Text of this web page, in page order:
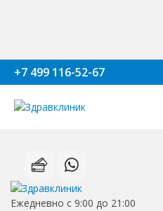
+7 499 116-52-67
Ежедневно с 9:00 до 21:00